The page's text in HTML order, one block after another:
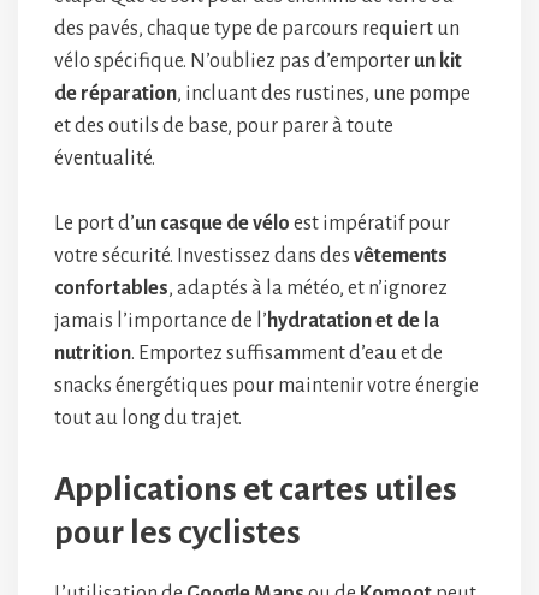
des pavés, chaque type de parcours requiert un
vélo spécifique. N’oubliez pas d’emporter un kit
de réparation, incluant des rustines, une pompe
et des outils de base, pour parer à toute
éventualité.
Le port d’un casque de vélo est impératif pour
votre sécurité. Investissez dans des vêtements
confortables, adaptés à la météo, et n’ignorez
jamais l’importance de l’ hydratation et de la
nutrition. Emportez suffisamment d’eau et de
snacks énergétiques pour maintenir votre énergie
tout au long du trajet.
Applications et cartes utiles
pour les cyclistes